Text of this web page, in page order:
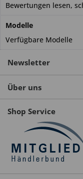
Bewertungen lesen,
Modelle
Verfügbare Modelle
Newsletter
Über uns
Shop Service